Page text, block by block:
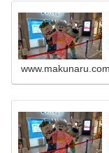
www.makunaru.com